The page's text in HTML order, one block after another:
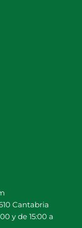
Cantabria
y de 15:00 a